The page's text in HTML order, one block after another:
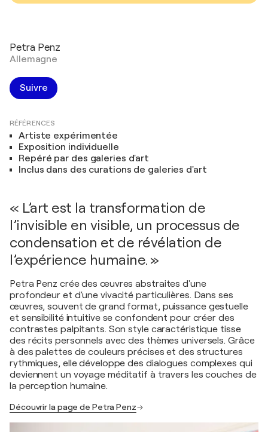
Petra Penz
Allemagne
Suivre
RÉFÉRENCES
Artiste expérimentée
Exposition individuelle
Repéré par des galeries d'art
Inclus dans des curations de galeries d'art
« L’art est la transformation de
l’invisible en visible, un processus de
condensation et de révélation de
l’expérience humaine. »
Petra Penz crée des œuvres abstraites d'une
profondeur et d'une vivacité particulières. Dans ses
œuvres, souvent de grand format, puissance gestuelle
et sensibilité intuitive se confondent pour créer des
contrastes palpitants. Son style caractéristique tisse
des récits personnels avec des thèmes universels. Grâce
à des palettes de couleurs précises et des structures
rythmiques, elle développe des dialogues complexes qui
deviennent un voyage méditatif à travers les couches de
la perception humaine.
Découvrir la page de Petra Penz